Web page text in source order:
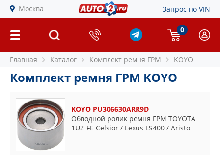
Москва Запрос по VIN
0
Главная Каталог Комплект ремня ГРМ KOYO
Комплект ремня ГРМ KOYO
KOYO PU306630ARR9D
Обводной ролик ремня ГРМ TOYOTA
1UZ-FE Celsior / Lexus LS400 / Aristo